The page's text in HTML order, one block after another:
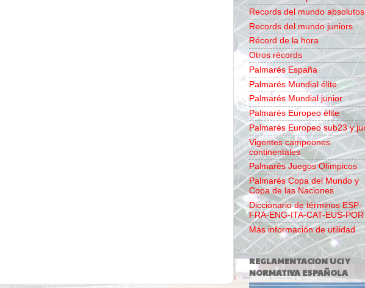
Records del mundo absolutos
Records del mundo juniors
Récord de la hora
Otros récords
Palmarés España
Palmarés Mundial élite
Palmarés Mundial junior
Palmarés Europeo élite
Palmarés Europeo sub23 y
Vigentes campeones
continentales
Palmarés Juegos Olímpicos
Palmarés Copa del Mundo y
Copa de las Naciones
Diccionario de términos ESP-
FRA-ENG-ITA-CAT-EUS-POR
Más información de utilidad
REGLAMENTACION UCI Y
NORMATIVA ESPAÑOLA